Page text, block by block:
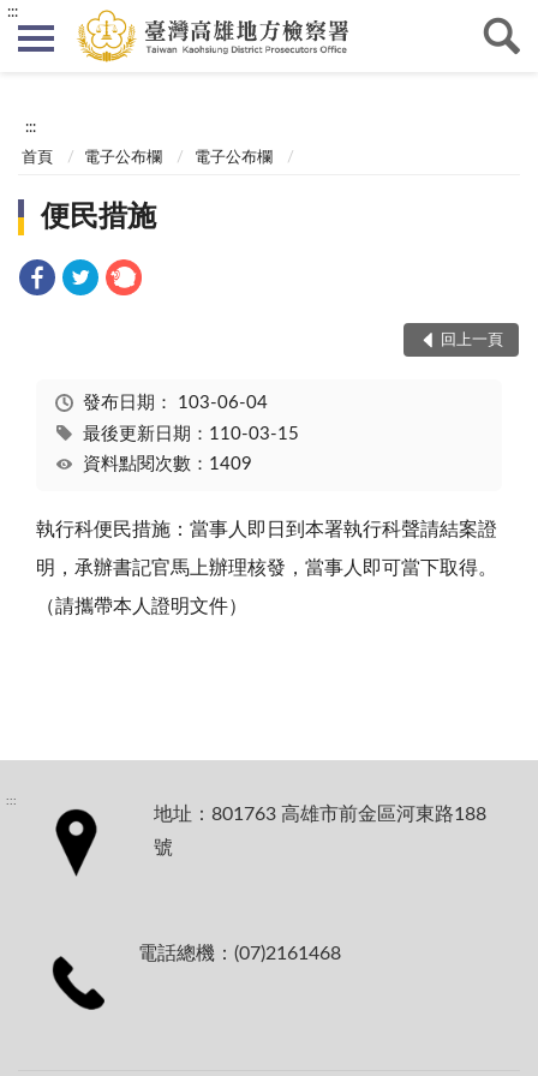
:::
:::
首頁 電子公布欄 電子公布欄
便民措施
回上一頁
發布日期： 103-06-04
最後更新日期：110-03-15
資料點閱次數：1409
執行科便民措施：當事人即日到本署執行科聲請結案證
明，承辦書記官馬上辦理核發，當事人即可當下取得。
（請攜帶本人證明文件）
:::
地址：801763 高雄市前金區河東路188
號
電話總機：(07)2161468